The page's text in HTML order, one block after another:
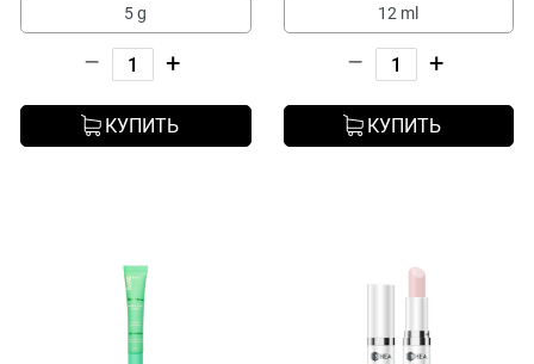
5 g
– +
КУПИТЬ
12 ml
– +
КУПИТЬ